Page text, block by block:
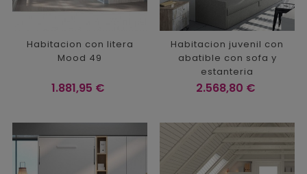
Habitacion con litera
Mood 49
Precio
1.881,95 €
Habitacion juvenil con
abatible con sofa y
estanteria
Precio
2.568,80 €